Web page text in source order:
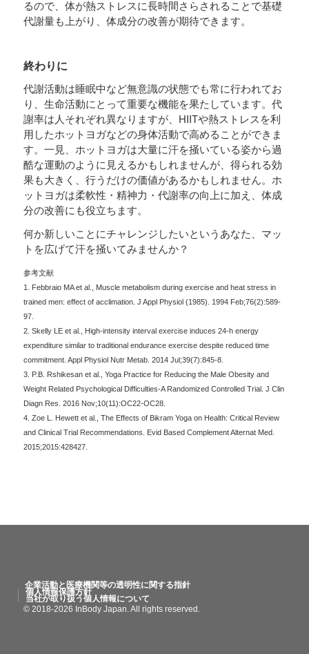
るので、体が熱ストレスに長時間さらされることで基礎
代謝量も上がり、体成分の改善が期待できます。
終わりに
代謝活動は睡眠中など無意識の状態でも常に行われてお
り、生命活動にとって重要な機能を果たしています。代
謝率は人それぞれ異なりますが、HIITや熱ストレスを利
用したホットヨガなどの身体活動で高めることができま
す。一見、ホットヨガは大量に汗を掻いている姿から過
酷な運動のように見えるかもしれませんが、得られる効
果も大きく、行うだけの価値があるかもしれません。ホ
ットヨガは柔軟性・精神力・代謝率の向上に加え、体成
分の改善にも役立ちます。
何か新しいことにチャレンジしたいというあなた、マッ
トを広げて汗を掻いてみませんか？
参考文献
1. Febbraio MA et al., Muscle metabolism during exercise and heat stress in
trained men: effect of acclimation. J Appl Physiol (1985). 1994 Feb;76(2):589-
97.
2. Skelly LE et al., High-intensity interval exercise induces 24-h energy
expenditure similar to traditional endurance exercise despite reduced time
commitment. Appl Physiol Nutr Metab. 2014 Jul;39(7):845-8.
3. P.B. Rshikesan et al., Yoga Practice for Reducing the Male Obesity and
Weight Related Psychological Difficulties-A Randomized Controlled Trial. J Clin
Diagn Res. 2016 Nov;10(11):OC22-OC28.
4. Zoe L. Hewett et al., The Effects of Bikram Yoga on Health: Critical Review
and Clinical Trial Recommendations. Evid Based Complement Alternat Med.
2015;2015:428427.
企業活動と医療機関等の透明性に関する指針
個人情報保護方針
当社が取り扱う個人情報について
© 2018-2026 InBody Japan. All rights reserved.